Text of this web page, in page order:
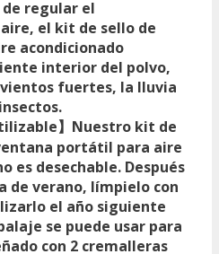
regular el
el kit de sello de
acondicionado
interior del polvo,
fuertes, la lluvia
】Nuestro kit de
portátil para aire
es desechable. Después
de verano, límpielo con
el año siguiente
se puede usar para
con 2 cremalleras